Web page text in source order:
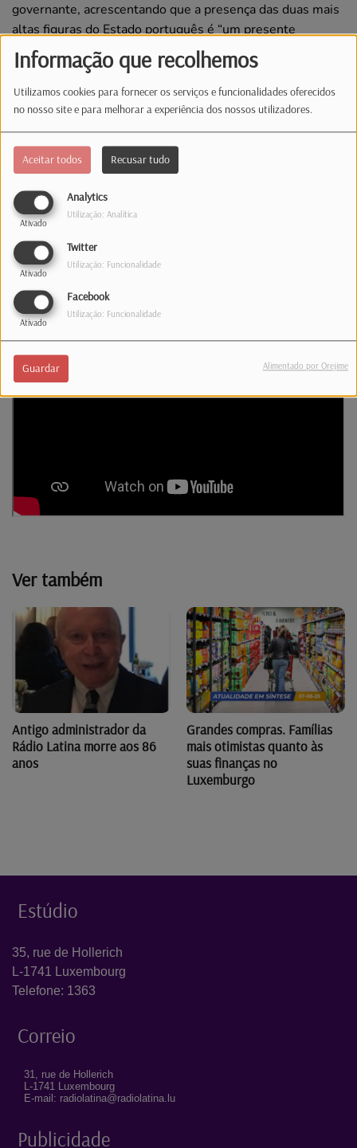
Informação que recolhemos
Utilizamos cookies para fornecer os serviços e funcionalidades oferecidos
no nosso site e para melhorar a experiência dos nossos utilizadores.
Aceitar todos Recusar tudo
Analytics
Ativado
Utilização: Analítica
Twitter
Ativado
Utilização: Funcionalidade
Facebook
Ativado
Utilização: Funcionalidade
Guardar Alimentado por Orejime
governante, acrescentando que a presença das duas mais
altas figuras do Estado português é “um presente
extraordinário para os portugueses do Luxemburgo”,
disse Luc Frieden à Rádio Latina.
O governante lembrou que os portugueses fazem parte
descreveu a comunidade portuguesa como uma
verdadeira família.
Frieden sublinhou ainda a forte amizade entre os dois
países e defendeu o reforço da cooperação nas áreas da
economia, energia e inovação.
Ver também
Antigo administrador da
Rádio Latina morre aos 86
anos
Grandes compras. Famílias
mais otimistas quanto às
suas finanças no
Luxemburgo
Estúdio
35, rue de Hollerich
L-1741 Luxembourg
Telefone: 1363
Correio
31, rue de Hollerich
L-1741 Luxembourg
E-mail: radiolatina@radiolatina.lu
Publicidade